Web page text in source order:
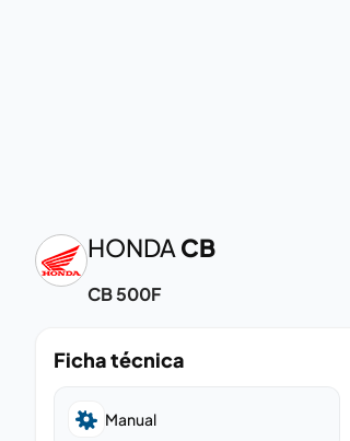
HONDA CB
CB 500F
Ficha técnica
Manual